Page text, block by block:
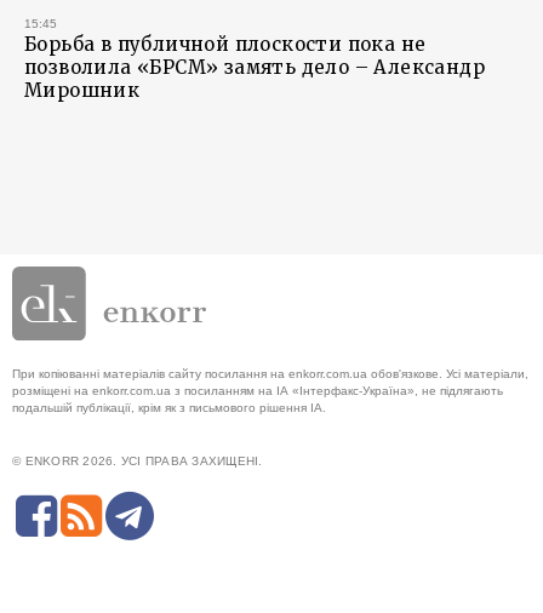
15:45
Борьба в публичной плоскости пока не
позволила «БРСМ» замять дело – Александр
Мирошник
При копіюванні матеріалів сайту посилання на enkorr.com.ua обов'язкове. Усі матеріали,
розміщені на enkorr.com.ua з посиланням на ІА «Інтерфакс-Україна», не підлягають
подальшій публікації, крім як з письмового рішення ІА.
© ENKORR 2026. УСІ ПРАВА ЗАХИЩЕНІ.